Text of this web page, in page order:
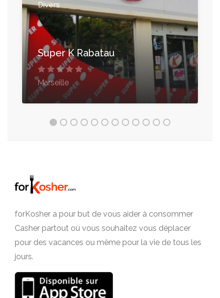
Divers
Super K Rabatau
Marseille
forKosher a pour but de vous aider à consommer
Casher partout où vous souhaitez vous déplacer
pour des vacances ou même pour la vie de tous les
jours.